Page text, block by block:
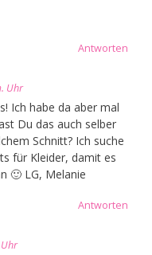
Antworten
Uhr
Ich habe da aber mal
Du das auch selber
Schnitt? Ich suche
für Kleider, damit es
🙂 LG, Melanie
Antworten